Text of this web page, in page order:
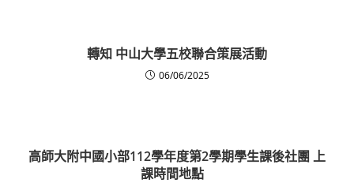
轉知 中山大學五校聯合策展活動
06/06/2025
高師大附中國小部112學年度第2學期學生課後社團 上
課時間地點